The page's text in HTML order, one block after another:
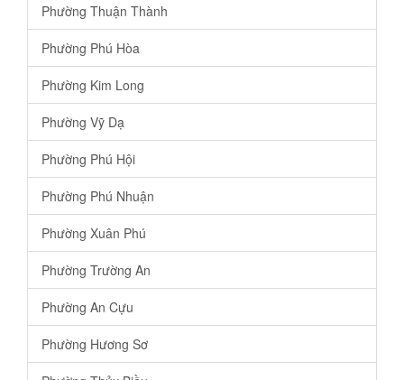
Phường Thuận Thành
Phường Phú Hòa
Phường Kim Long
Phường Vỹ Dạ
Phường Phú Hội
Phường Phú Nhuận
Phường Xuân Phú
Phường Trường An
Phường An Cựu
Phường Hương Sơ